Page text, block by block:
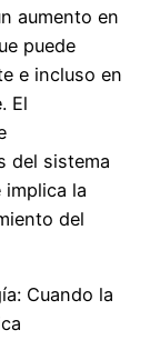
aumento en
puede
e incluso en
El
del sistema
la
del
Cuando la